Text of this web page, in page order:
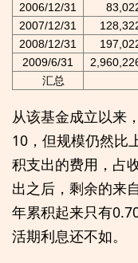
2006/12/31
2007/12/31
2008/12/31
2009/6/31
汇总
从该基金成立以来
10，但规模仍然比
积支出的费用，占
出之后，剩余的来
年累积起来只有
活期利息还不如。